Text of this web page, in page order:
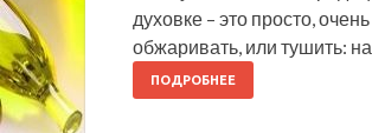
духовке – это просто,
обжаривать, или тушить:
ПОДРОБНЕЕ